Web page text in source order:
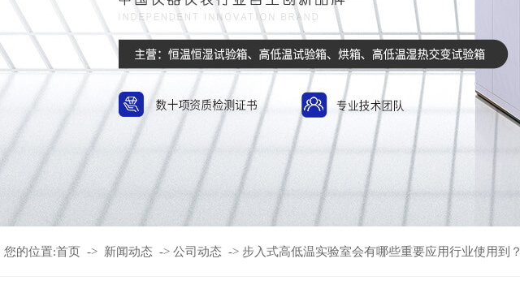
您的位置:首页 -> 新闻动态 -> 公司动态 -> 步入式高低温实验室会有哪些重要应用行业使用到？